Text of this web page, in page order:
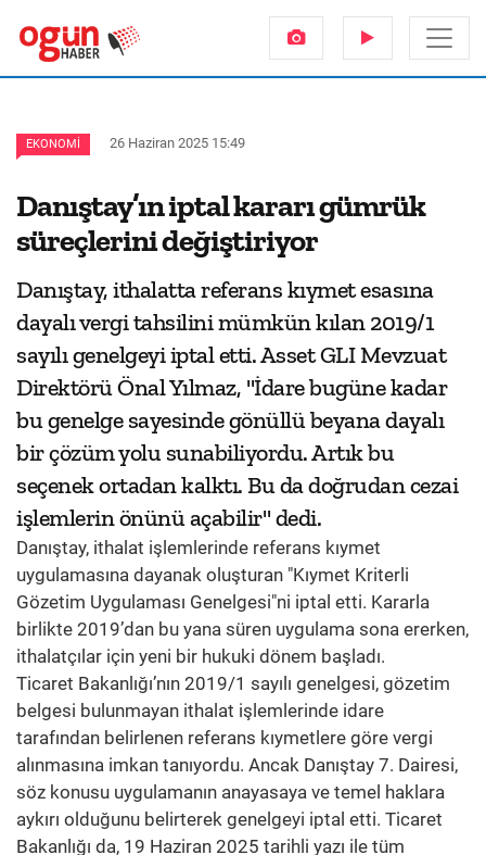
EKONOMI 26 Haziran 2025 15:49
Danıştay’ın iptal kararı gümrük
süreçlerini değiştiriyor
Danıştay, ithalatta referans kıymet esasına
dayalı vergi tahsilini mümkün kılan 2019/1
sayılı genelgeyi iptal etti. Asset GLI Mevzuat
Direktörü Önal Yılmaz, "İdare bugüne kadar
bu genelge sayesinde gönüllü beyana dayalı
bir çözüm yolu sunabiliyordu. Artık bu
seçenek ortadan kalktı. Bu da doğrudan cezai
işlemlerin önünü açabilir" dedi.
Danıştay, ithalat işlemlerinde referans kıymet
uygulamasına dayanak oluşturan "Kıymet Kriterli
Gözetim Uygulaması Genelgesi"ni iptal etti. Kararla
birlikte 2019’dan bu yana süren uygulama sona ererken,
ithalatçılar için yeni bir hukuki dönem başladı.
Ticaret Bakanlığı’nın 2019/1 sayılı genelgesi, gözetim
belgesi bulunmayan ithalat işlemlerinde idare
tarafından belirlenen referans kıymetlere göre vergi
alınmasına imkan tanıyordu. Ancak Danıştay 7. Dairesi,
söz konusu uygulamanın anayasaya ve temel haklara
aykırı olduğunu belirterek genelgeyi iptal etti. Ticaret
Bakanlığı da, 19 Haziran 2025 tarihli yazı ile tüm